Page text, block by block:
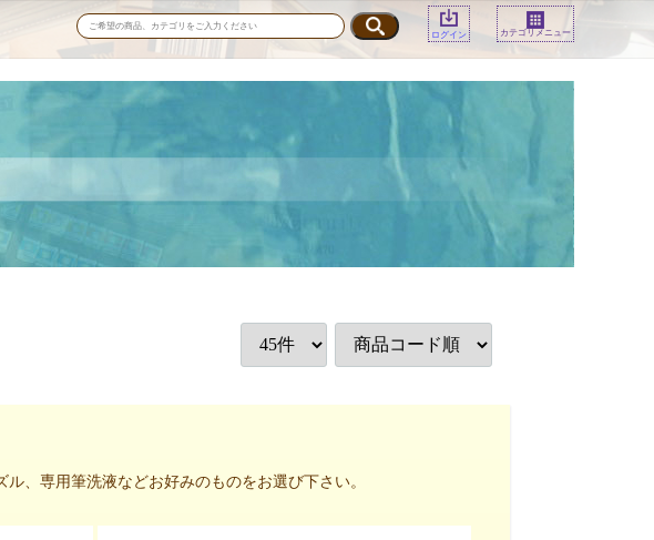
ログイン カテゴリメニュー
、専用筆洗液などお好みのものをお選び下さい。